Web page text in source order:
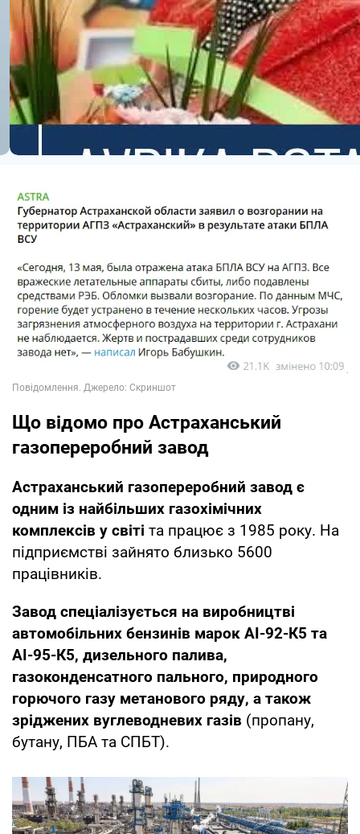
Що відомо про Астраханський
газопереробний завод
Астраханський газопереробний завод є
одним із найбільших газохімічних
комплексів у світі та працює з 1985 року. На
підприємстві зайнято близько 5600
працівників.
Завод спеціалізується на виробництві
автомобільних бензинів марок АІ-92-К5 та
АІ-95-К5, дизельного палива,
газоконденсатного пального, природного
горючого газу метанового ряду, а також
зріджених вуглеводневих газів (пропану,
бутану, ПБА та СПБТ).